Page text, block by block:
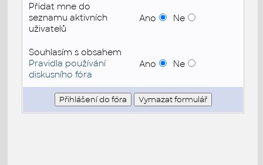
Přidat mne do
seznamu aktivních
uživatelů
Ano Ne
Souhlasím s obsahem
Pravidla používání
diskusního fóra
Ano Ne